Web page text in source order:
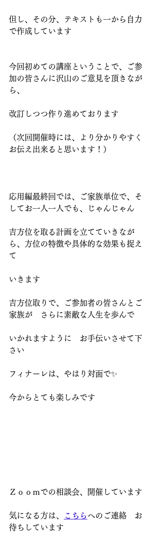
但し、その分、テキストも一から自力
で作成しています
今回初めての講座ということで、ご参
加の皆さんに沢山のご意見を頂きなが
ら、
改訂しつつ作り進めております
（次回開催時には、より分かりやすく
お伝え出来ると思います！）
応用編最終回では、ご家族単位で、そ
してお一人一人でも、じゃんじゃん
吉方位を取る計画を立てていきなが
ら、方位の特徴や具体的な効果も捉え
て
いきます
吉方位取りで、ご参加者の皆さんとご
家族が　さらに素敵な人生を歩んで
いかれますように　お手伝いさせて下
さい
フィナーレは、やはり対面で✨
今からとても楽しみです
Ｚｏｏｍでの相談会、開催しています
気になる方は、 こちらへのご連絡　お
待ちしています